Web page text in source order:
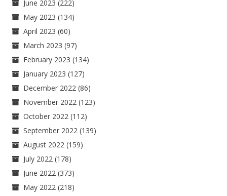
June 2023 (222)
May 2023 (134)
April 2023 (60)
March 2023 (97)
February 2023 (134)
January 2023 (127)
December 2022 (86)
November 2022 (123)
October 2022 (112)
September 2022 (139)
August 2022 (159)
July 2022 (178)
June 2022 (373)
May 2022 (218)